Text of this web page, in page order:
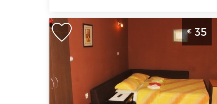
Studio Apartman Milekić 3 Zlatibor
Planina Jezero
Zlatibor
Lokacija:
Zlatibor
Planina
Gosti:2
Kvadratura :26
m2
€ 35